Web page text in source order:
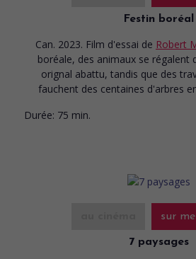
Festin boréal
Can. 2023. Film d'essai de Robert
boréale, des animaux se régalent
orignal abattu, tandis que des
fauchent des centaines d'arbres
Durée: 75 min.
sur
7 paysages